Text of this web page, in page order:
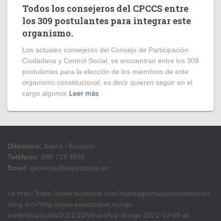
Todos los consejeros del CPCCS entre
los 309 postulantes para integrar este
organismo.
Los actuales consejeros del Consejo de Participación
Ciudadana y Control Social, se encuentran entre los 309
postulantes para la elección de los miembros de este
organismo constitucional, es decir quieren seguir en el
cargo algunos Leer más
Dirección: Ibarra - Ecuador
Teléfono: 099 718 4835
Email: gerencia@expectativa.ec
<a href=”https://www.facebook.com/hashtag/emapasomostodos>
<img src=”http://www.expectativa.ec/wp-
content/uploads/2021/10/WhatsApp-Image-2021-10-08-at-